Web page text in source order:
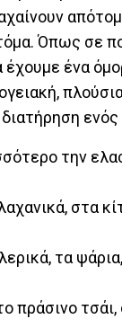
Όπως σε
ένα
την
στα
τα
πράσινο